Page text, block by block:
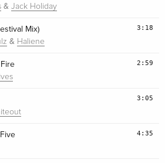
&Jack Holiday
Mix)
& Haliene
3:18
Iives
2:59
3:05
4:35